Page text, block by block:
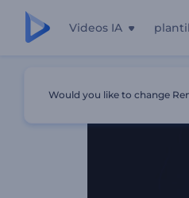
Videos IA
Would you like to change